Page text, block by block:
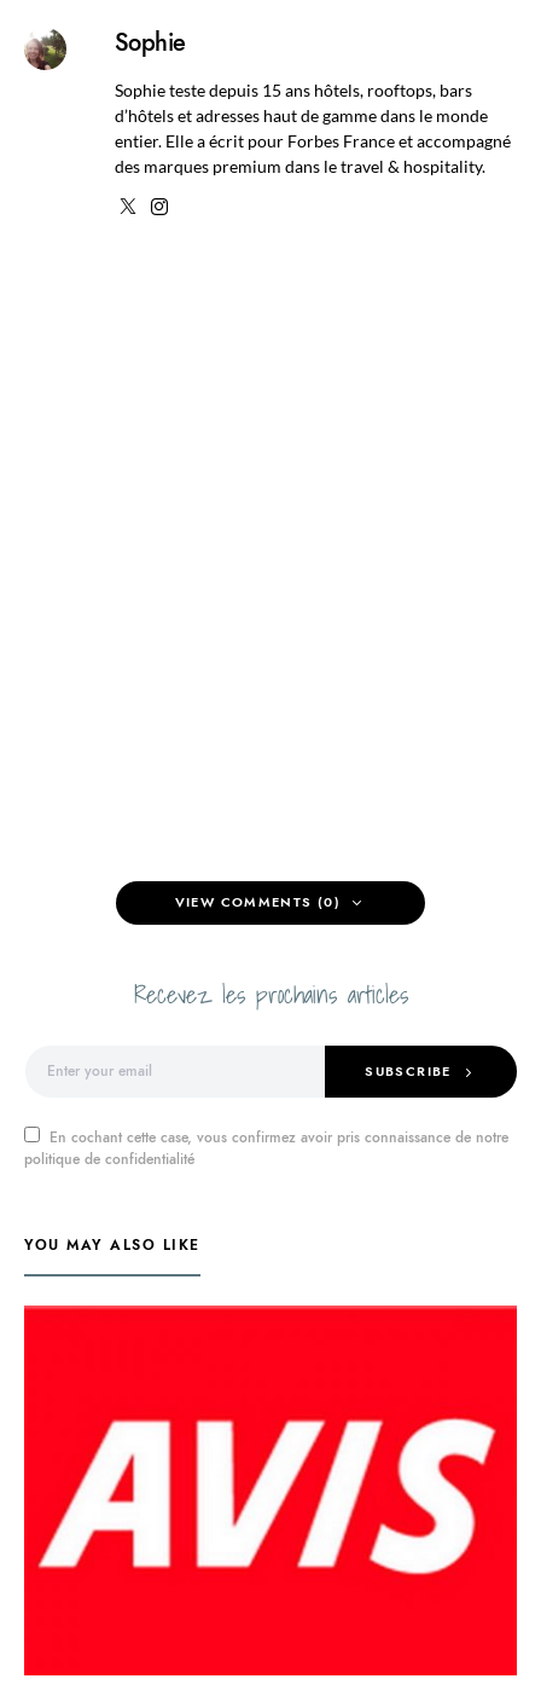
Sophie
Sophie teste depuis 15 ans hôtels, rooftops, bars
d’hôtels et adresses haut de gamme dans le monde
entier. Elle a écrit pour Forbes France et accompagné
des marques premium dans le travel & hospitality.
VIEW COMMENTS (0)
Recevez les prochains articles
SUBSCRIBE
En cochant cette case, vous confirmez avoir pris connaissance de notre
politique de confidentialité
YOU MAY ALSO LIKE